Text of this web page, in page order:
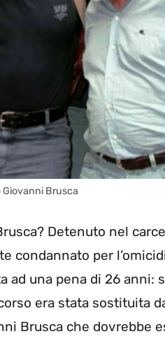
Giovanni Brusca
Detenuto nel
condannato per
ad una pena di 26 anni:
era stata sostituita
Brusca che dovrebbe